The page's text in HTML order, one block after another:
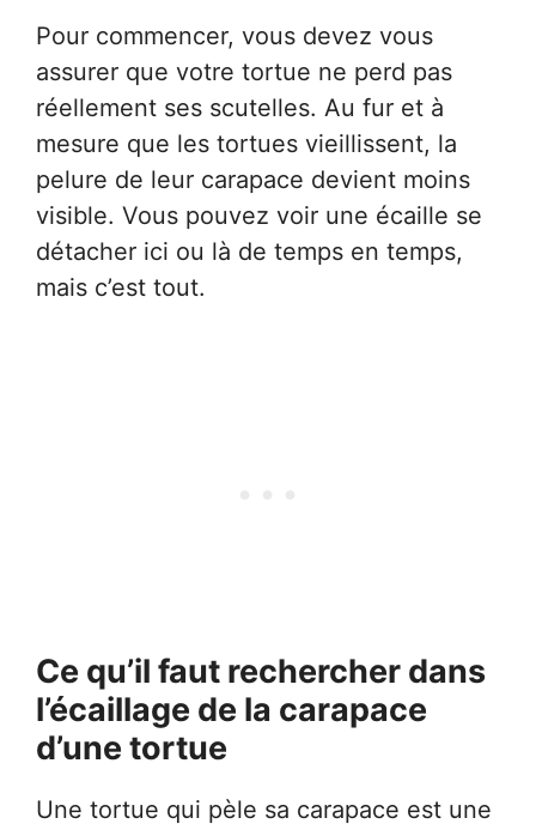
Pour commencer, vous devez vous
assurer que votre tortue ne perd pas
réellement ses scutelles. Au fur et à
mesure que les tortues vieillissent, la
pelure de leur carapace devient moins
visible. Vous pouvez voir une écaille se
détacher ici ou là de temps en temps,
mais c’est tout.
Ce qu’il faut rechercher dans
l’écaillage de la carapace
d’une tortue
Une tortue qui pèle sa carapace est une